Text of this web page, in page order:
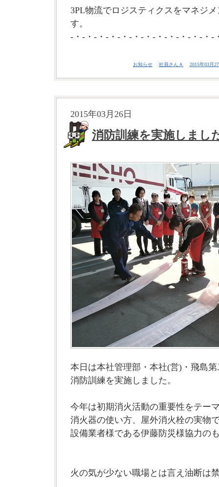
3PL物流でロジスティクスをマネジ
す。
-・-・-・-・-・-・-・-・-・-・-・-・-
お知らせ 社員さんＡ 2015年03月
2015年03月26日
消防訓練を実施しまし
本日は本社管理部・本社(営)・飛島
消防訓練を実施しました。
今年は初期消火活動の重要性をテー
消火器の使い方、屋外消火栓の実物
設備業者様である伊藤防災様協力の
火の気が少ない職場とは言え油断は